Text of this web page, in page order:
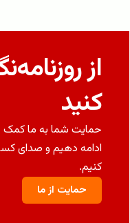
از
کنید
حمایت شما به ما کمک
ادامه دهیم و صدای
کنیم.
حمایت از ما